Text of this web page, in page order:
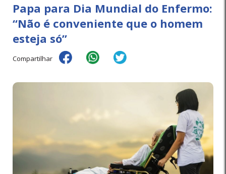
Papa para Dia Mundial do Enfermo:
“Não é conveniente que o homem
esteja só”
Compartilhar